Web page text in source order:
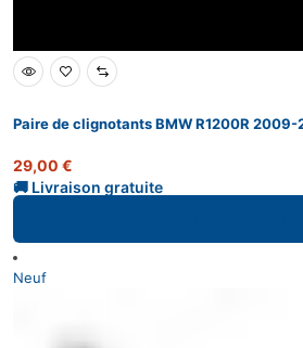
Paire de clignotants BMW R1200R
29,00 €
Neuf